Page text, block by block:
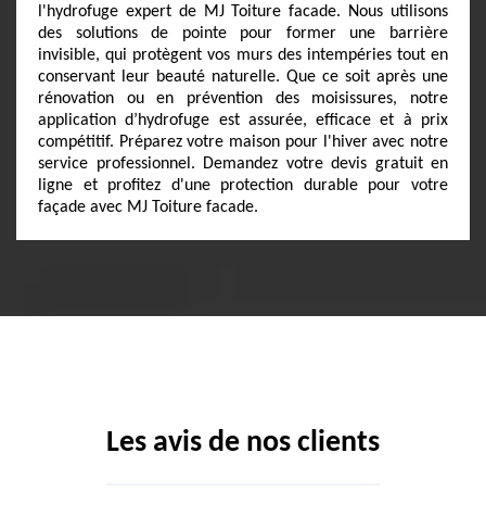
l'hydrofuge expert de MJ Toiture facade. Nous utilisons
des solutions de pointe pour former une barrière
invisible, qui protègent vos murs des intempéries tout en
conservant leur beauté naturelle. Que ce soit après une
rénovation ou en prévention des moisissures, notre
application d’hydrofuge est assurée, efficace et à prix
compétitif. Préparez votre maison pour l'hiver avec notre
service professionnel. Demandez votre devis gratuit en
ligne et profitez d'une protection durable pour votre
façade avec MJ Toiture facade.
Les avis de nos clients